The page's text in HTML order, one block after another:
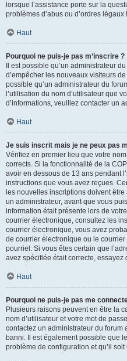
lorsque l’assistance porte sur la
problèmes d’abus ou d’ordres
Haut
Pourquoi ne puis-je pas m’inscrire ?
Il est possible qu’un administrateur
d’empêcher les nouveaux visiteurs
possible qu’un administrateur du
l’utilisation du nom d’utilisateur que
d’informations, veuillez contacter un
Haut
Je suis inscrit mais je ne peux pas
Vérifiez en premier lieu que votre
corrects. Si la fonctionnalité de la
avoir en dessous de 13 ans pendant
instructions que vous avez reçues.
les nouvelles inscriptions doivent
un administrateur, avant que vous
information était présente lors de
courrier électronique, consultez les
courrier électronique, vous avez
de courrier électronique ou le
pourriel. Si vous êtes certain que
avez spécifiée était correcte,
Haut
Pourquoi ne puis-je pas me
Plusieurs raisons peuvent en être la
nom d’utilisateur et votre mot de
contactez un administrateur du forum
banni. Il est également possible que
problème de configuration et qu’il